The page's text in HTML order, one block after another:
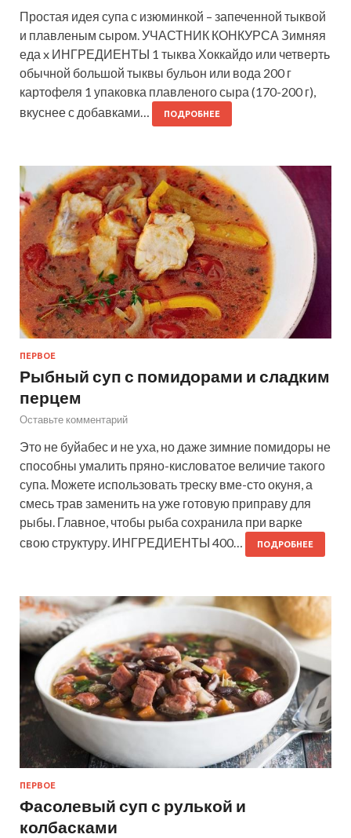
Простая идея супа с изюминкой – запеченной тыквой
и плавленым сыром. УЧАСТНИК КОНКУРСА Зимняя
еда x ИНГРЕДИЕНТЫ 1 тыква Хоккайдо или четверть
обычной большой тыквы бульон или вода 200 г
картофеля 1 упаковка плавленого сыра (170-200 г),
вкуснее с добавками…
ПОДРОБНЕЕ
ПЕРВОЕ
Рыбный суп с помидорами и сладким
перцем
Оставьте комментарий
Это не буйабес и не уха, но даже зимние помидоры не
способны умалить пряно-кисловатое величие такого
супа. Можете использовать треску вме-сто окуня, а
смесь трав заменить на уже готовую приправу для
рыбы. Главное, чтобы рыба сохранила при варке
свою структуру. ИНГРЕДИЕНТЫ 400…
ПОДРОБНЕЕ
ПЕРВОЕ
Фасолевый суп с рулькой и
колбасками